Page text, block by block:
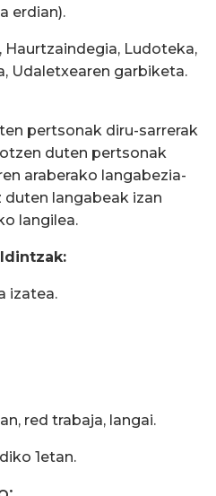
erdian).
Haurtzaindegia, Ludoteka,
Udaletxearen garbiketa.
pertsonak diru-sarrerak
duten pertsonak
araberako langabezia-
langabeak izan
langilea.
izatea.
red trabaja, langai.
1etan.